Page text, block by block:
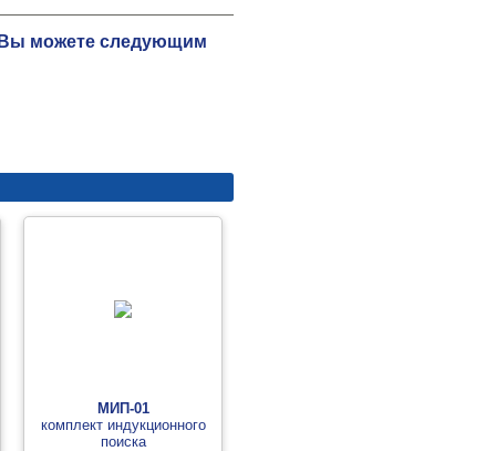
Вы можете следующим
МИП-01
комплект индукционного
поиска